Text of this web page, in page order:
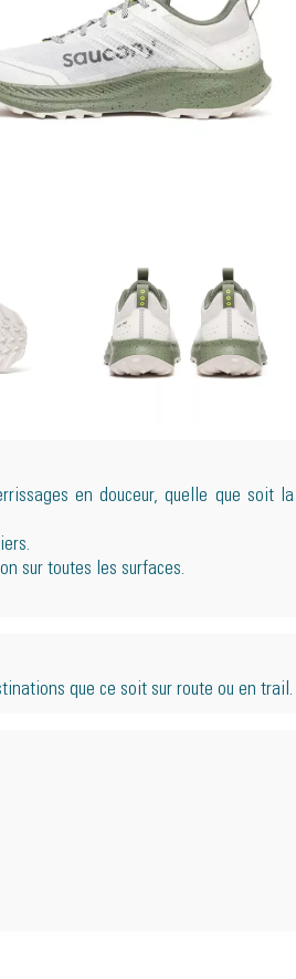
en douceur, quelle que soit la
sur toutes les surfaces.
que ce soit sur route ou en trail.